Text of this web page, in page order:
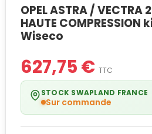
OPEL ASTRA / VECTRA
HAUTE
Wiseco
627,75 € TTC
STOCK SWAPLAND FRANCE
Sur commande